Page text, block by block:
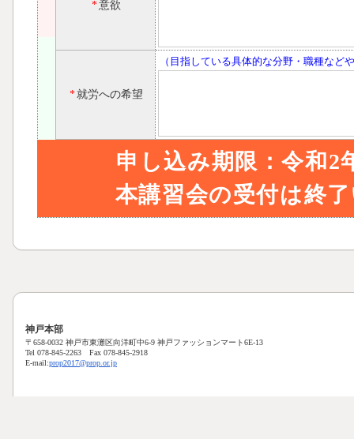
*意欲
*就労への希望
（目指している具体的な分野・職種など
申し込み期限：令和2
本講習会の受付は終
神戸本部
〒658-0032 神戸市東灘区向洋町中6-9 神戸ファッションマート6E-13
Tel 078-845-2263 Fax 078-845-2918
E-mail:prop2017@prop.or.jp